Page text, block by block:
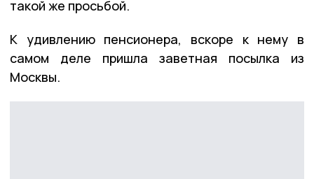
такой же просьбой.
К удивлению пенсионера, вскоре к нему в
самом деле пришла заветная посылка из
Москвы.